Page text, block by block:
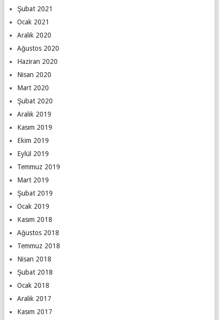
Şubat 2021
Ocak 2021
Aralık 2020
Ağustos 2020
Haziran 2020
Nisan 2020
Mart 2020
Şubat 2020
Aralık 2019
Kasım 2019
Ekim 2019
Eylül 2019
Temmuz 2019
Mart 2019
Şubat 2019
Ocak 2019
Kasım 2018
Ağustos 2018
Temmuz 2018
Nisan 2018
Şubat 2018
Ocak 2018
Aralık 2017
Kasım 2017